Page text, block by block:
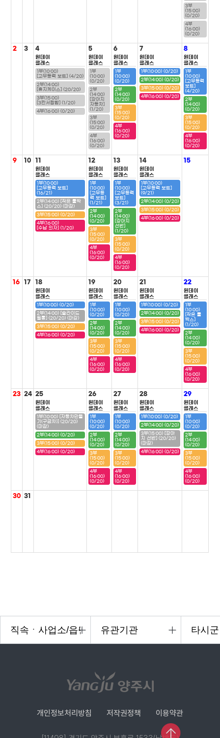
3부
(15:00)
(0/20)
4부
(16:00)
(0/20)
2 3 4
원데이
클래스
1부(10:00)
[고무동력 보트] (4/20)
2부(14:00)
[휴지케이스] (20/20)
3부(15:00)
[3칸서랍함] (1/20)
4부(16:00) (0/20)
5
원데이
클래스
1부
(10:00)
(0/20)
2부
(14:00)
[강아지
자동차]
(1/20)
3부
(15:00)
(0/20)
4부
(16:00)
(0/20)
6
원데이
클래스
1부
(10:00)
(0/20)
2부
(14:00)
(0/20)
3부
(15:00)
(0/20)
4부
(16:00)
(0/20)
7
원데이
클래스
1부(10:00) (0/20)
2부(14:00) (0/20)
3부(15:00) (0/20)
4부(16:00) (0/20)
8
원데이
클래스
1부
(10:00)
[고무동력
보트]
(4/20)
2부
(14:00)
(0/20)
3부
(15:00)
(0/20)
4부
(16:00)
(0/20)
9 10 11
원데이
클래스
1부(10:00)
[고무동력 보트]
(16/21)
2부(14:00) [작은 툴박
스] (20/20) (마감)
3부(15:00) (0/20)
4부(16:00)
[수납 의자] (1/20)
12
원데이
클래스
1부
(10:00)
[고무동
력 보트]
(1/21)
2부
(14:00)
(0/20)
3부
(15:00)
(0/20)
4부
(16:00)
(0/20)
13
원데이
클래스
1부
(10:00)
[고무동력
보트]
(3/21)
2부
(14:00)
[강아지
선반]
(1/20)
3부
(15:00)
(0/20)
4부
(16:00)
(0/20)
14
원데이
클래스
1부(10:00)
[고무동력 보트]
(9/21)
2부(14:00) (0/20)
3부(15:00) (0/20)
4부(16:00) (0/20)
15
16 17 18
원데이
클래스
1부(10:00) (0/20)
2부(14:00) [슬라이드
필통] (20/20) (마감)
3부(15:00) (0/20)
4부(16:00) (0/20)
19
원데이
클래스
1부
(10:00)
(0/20)
2부
(14:00)
(0/20)
3부
(15:00)
(0/20)
4부
(16:00)
(0/20)
20
원데이
클래스
1부
(10:00)
(0/20)
2부
(14:00)
(0/20)
3부
(15:00)
(0/20)
4부
(16:00)
(0/20)
21
원데이
클래스
1부(10:00) (0/20)
2부(14:00) (0/20)
3부(15:00) (0/20)
4부(16:00) (0/20)
22
원데이
클래스
1부
(10:00)
[작은 툴
박스]
(1/20)
2부
(14:00)
(0/20)
3부
(15:00)
(0/20)
4부
(16:00)
(0/20)
23 24 25
원데이
클래스
1부(10:00) [자동차만들
기(구급차)] (20/20)
(마감)
2부(14:00) (0/20)
3부(15:00) (0/20)
4부(16:00) (0/20)
26
원데이
클래스
1부
(10:00)
(0/20)
2부
(14:00)
(0/20)
3부
(15:00)
(0/20)
4부
(16:00)
(0/20)
27
원데이
클래스
1부
(10:00)
(0/20)
2부
(14:00)
(0/20)
3부
(15:00)
(0/20)
4부
(16:00)
(0/20)
28
원데이
클래스
1부(10:00) (0/20)
2부(14:00) (0/20)
3부(15:00) [강아
지 선반] (20/20)
(마감)
4부(16:00) (0/20)
29
원데이
클래스
1부
(10:00)
(0/20)
2부
(14:00)
(0/20)
3부
(15:00)
(0/20)
4부
(16:00)
(0/20)
30 31
개인정보처리방침 저작권정책 이용약관